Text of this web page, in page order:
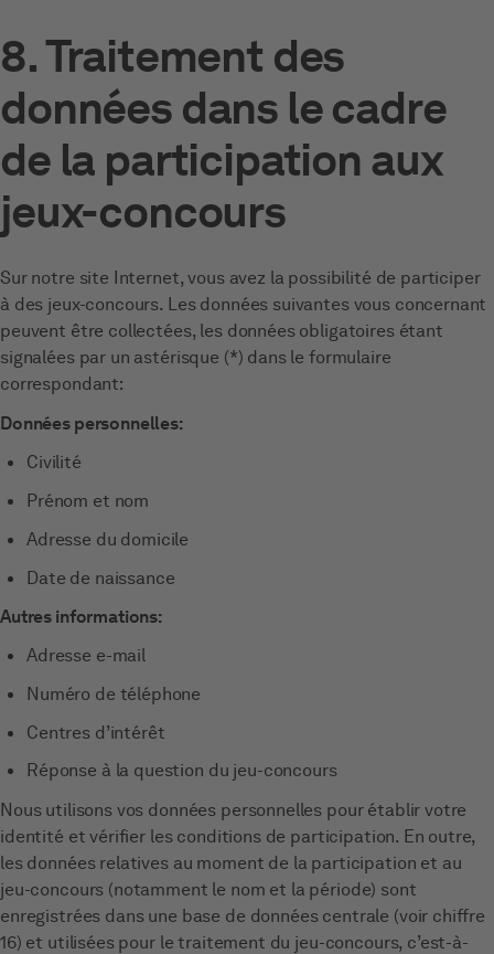
8. Traitement des
données dans le cadre
de la participation aux
jeux-concours
Sur notre site Internet, vous avez la possibilité de participer
à des jeux-concours. Les données suivantes vous concernant
peuvent être collectées, les données obligatoires étant
signalées par un astérisque (*) dans le formulaire
correspondant:
Données personnelles:
Civilité
Prénom et nom
Adresse du domicile
Date de naissance
Autres informations:
Adresse e-mail
Numéro de téléphone
Centres d’intérêt
Réponse à la question du jeu-concours
Nous utilisons vos données personnelles pour établir votre
identité et vérifier les conditions de participation. En outre,
les données relatives au moment de la participation et au
jeu-concours (notamment le nom et la période) sont
enregistrées dans une base de données centrale (voir chiffre
16) et utilisées pour le traitement du jeu-concours, c’est-à-